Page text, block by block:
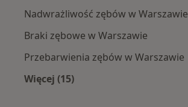
Nadwrażliwość zębów w Warszawie
Braki zębowe w Warszawie
Przebarwienia zębów w Warszawie
Więcej (15)